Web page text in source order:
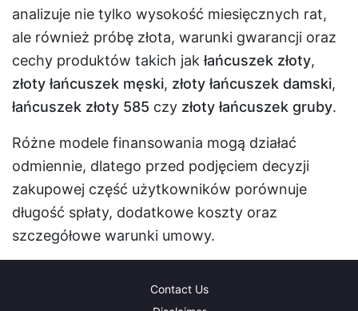
analizuje nie tylko wysokość miesięcznych rat,
ale również próbę złota, warunki gwarancji oraz
cechy produktów takich jak łańcuszek złoty,
złoty łańcuszek męski, złoty łańcuszek damski,
łańcuszek złoty 585 czy złoty łańcuszek gruby.
Różne modele finansowania mogą działać
odmiennie, dlatego przed podjęciem decyzji
zakupowej część użytkowników porównuje
długość spłaty, dodatkowe koszty oraz
szczegółowe warunki umowy.
Contact Us